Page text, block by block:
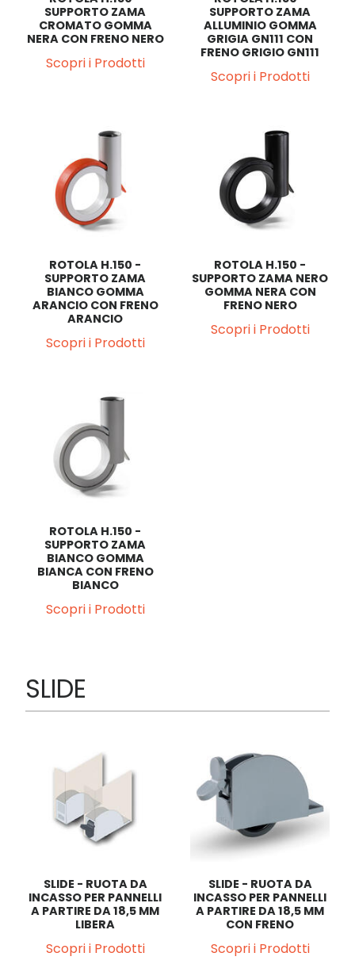
SUPPORTO ZAMA
CROMATO GOMMA
NERA CON FRENO NERO
Scopri i Prodotti
SUPPORTO ZAMA
ALLUMINIO GOMMA
GRIGIA GN111 CON
FRENO GRIGIO GN111
Scopri i Prodotti
ROTOLA H.150 -
SUPPORTO ZAMA
BIANCO GOMMA
ARANCIO CON FRENO
ARANCIO
Scopri i Prodotti
ROTOLA H.150 -
SUPPORTO ZAMA NERO
GOMMA NERA CON
FRENO NERO
Scopri i Prodotti
ROTOLA H.150 -
SUPPORTO ZAMA
BIANCO GOMMA
BIANCA CON FRENO
BIANCO
Scopri i Prodotti
SLIDE
SLIDE - RUOTA DA
INCASSO PER PANNELLI
A PARTIRE DA 18,5 MM
LIBERA
Scopri i Prodotti
SLIDE - RUOTA DA
INCASSO PER PANNELLI
A PARTIRE DA 18,5 MM
CON FRENO
Scopri i Prodotti